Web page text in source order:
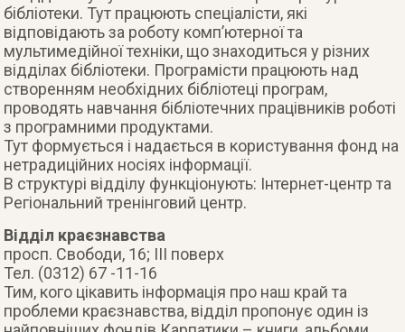
бібліотеки. Тут працюють спеціалісти, які
відповідають за роботу комп’ютерної та
мультимедійної техніки, що знаходиться у різних
відділах бібліотеки. Програмісти працюють над
створенням необхідних бібліотеці програм,
проводять навчання бібліотечних працівників роботі
з програмними продуктами.
Тут формується і надається в користування фонд на
нетрадиційних носіях інформації.
В структурі відділу функціонують: Інтернет-центр та
Регіональний тренінговий центр.
Відділ краєзнавства
просп. Свободи, 16; ІІІ поверх
Тел. (0312) 67 -11-16
Тим, кого цікавить інформація про наш край та
проблеми краєзнавства, відділ пропонує один із